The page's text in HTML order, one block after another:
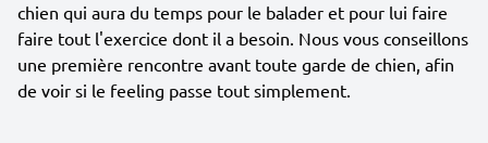
chien qui aura du temps pour le balader et pour lui faire
faire tout l'exercice dont il a besoin. Nous vous conseillons
une première rencontre avant toute garde de chien, afin
de voir si le feeling passe tout simplement.